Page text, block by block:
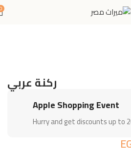
ركنة عربي
Apple Shopping Event
Hurry and get discounts up to